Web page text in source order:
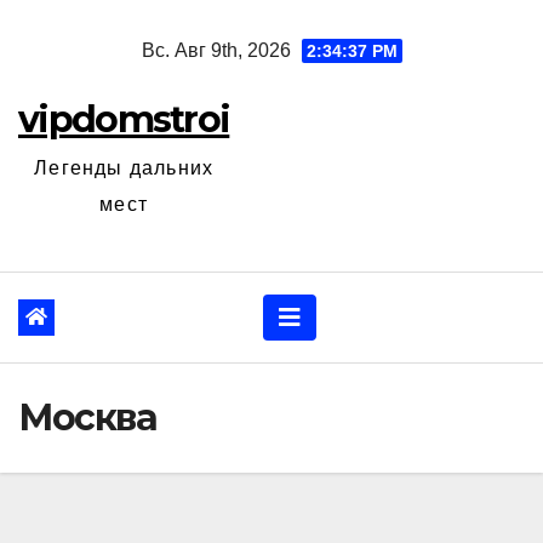
Вс. Авг 9th, 2026 2:34:38 PM
vipdomstroi
Легенды дальних
мест
Москва